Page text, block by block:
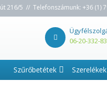
216/5 // Telefonszámunk: +36 (1)
06-20-332-
Szűrőbetétek Szerelékek